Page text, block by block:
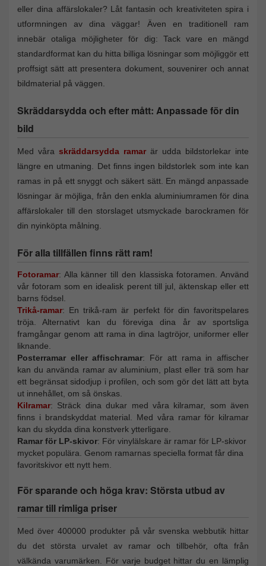
eller dina affärslokaler? Låt fantasin och kreativiteten spira i
utformningen av dina väggar! Även en traditionell ram
innebär otaliga möjligheter för dig: Tack vare en mängd
standardformat kan du hitta billiga lösningar som möjliggör ett
proffsigt sätt att presentera dokument, souvenirer och annat
bildmaterial på väggen.
Skräddarsydda och efter mått: Anpassade för din
bild
Med våra skräddarsydda ramar är udda bildstorlekar inte
längre en utmaning. Det finns ingen bildstorlek som inte kan
ramas in på ett snyggt och säkert sätt. En mängd anpassade
lösningar är möjliga, från den enkla aluminiumramen för dina
affärslokaler till den storslaget utsmyckade barockramen för
din nyinköpta målning.
För alla tillfällen finns rätt ram!
Fotoramar: Alla känner till den klassiska fotoramen. Använd
vår fotoram som en idealisk perent till jul, äktenskap eller ett
barns födsel.
Trikå-ramar: En trikå-ram är perfekt för din favoritspelares
tröja. Alternativt kan du föreviga dina år av sportsliga
framgångar genom att rama in dina lagtröjor, uniformer eller
liknande.
Posterramar eller affischramar: För att rama in affischer
kan du använda ramar av aluminium, plast eller trä som har
ett begränsat sidodjup i profilen, och som gör det lätt att byta
ut innehållet, om så önskas.
Kilramar: Sträck dina dukar med våra kilramar, som även
finns i brandskyddat material. Med våra ramar för kilramar
kan du skydda dina konstverk ytterligare.
Ramar för LP-skivor: För vinylälskare är ramar för LP-skivor
mycket populära. Genom ramarnas speciella format får dina
favoritskivor ett nytt hem.
För sparande och höga krav: Största utbud av
ramar till rimliga priser
Med över 400000 produkter på vår svenska webbutik hittar
du det största urvalet av ramar och tillbehör, ofta från
välkända varumärken. För varje budget hittar du en lämplig